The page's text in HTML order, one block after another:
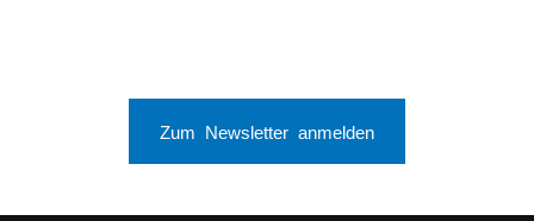
Zum Newsletter anmelden